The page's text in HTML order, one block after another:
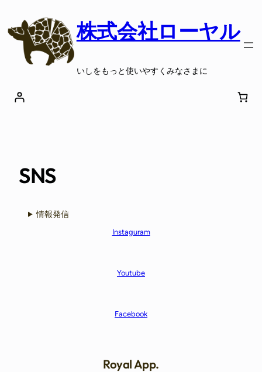
株式会社ローヤル
いしをもっと使いやすくみなさまに
SNS
情報発信
Instaguram
Youtube
Facebook
Royal App.